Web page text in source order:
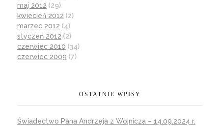
maj 2012 (29)
kwiecień 2012 (2)
marzec 2012 (4)
styczeń 2012 (2)
czerwiec 2010 (34)
czerwiec 2009 (7)
OSTATNIE WPISY
Świadectwo Pana Andrzeja z Wojnicza – 14.09.2024 r.